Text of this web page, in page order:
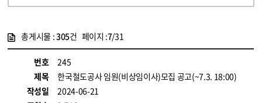
총게시물 :305건 페이지 :7/31
번호
245
제목
한국철도공사 임원(비상임이사)모집 공고(~7.3. 18:00)
작성일
2024-06-21